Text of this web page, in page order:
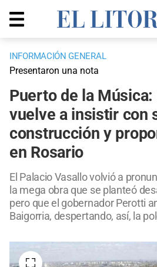
INFORMACIÓN GENERAL
Presentaron una nota
Puerto de la
vuelve a insistir con
construcción y
en Rosario
El Palacio Vasallo volvió a
la mega obra que se planteó
pero que el gobernador Perotti
Baigorria, despertando, así, la